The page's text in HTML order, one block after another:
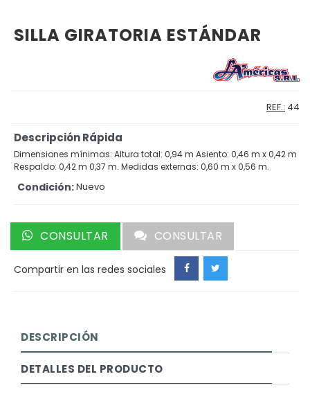
SILLA GIRATORIA ESTÁNDAR
REF.: 44
Descripción Rápida
Dimensiones mínimas: Altura total: 0,94 m Asiento: 0,46 m x 0,42 m
Respaldo: 0,42 m 0,37 m. Medidas externas: 0,60 m x 0,56 m.
Condición:Nuevo
CONSULTAR CONSULTAR
Compartir en las redes sociales
DESCRIPCIÓN
DETALLES DEL PRODUCTO